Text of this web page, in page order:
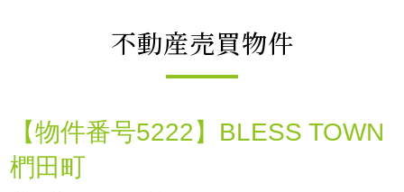
不動産売買物件
【物件番号5222】BLESS TOWN
椚田町